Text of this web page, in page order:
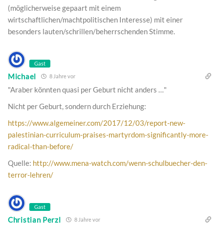
(möglicherweise gepaart mit einem
wirtschaftlichen/machtpolitischen Interesse) mit einer
besonders lauten/schrillen/beherrschenden Stimme.
Gast
Michael 8 Jahre vor
"Araber könnten quasi per Geburt nicht anders …"
Nicht per Geburt, sondern durch Erziehung:
https://www.algemeiner.com/2017/12/03/report-new-
palestinian-curriculum-praises-martyrdom-significantly-more-
radical-than-before/
Quelle: http://www.mena-watch.com/wenn-schulbuecher-den-
terror-lehren/
Gast
Christian Perzl 8 Jahre vor